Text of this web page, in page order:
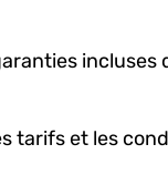
incluses
tarifs et les